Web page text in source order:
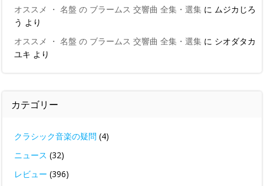
オススメ ・ 名盤 の ブラームス 交響曲 全集・選集 に ムジカじろ
う より
オススメ ・ 名盤 の ブラームス 交響曲 全集・選集 に シオダタカ
ユキ より
カテゴリー
クラシック音楽の疑問 (4)
ニュース (32)
レビュー (396)